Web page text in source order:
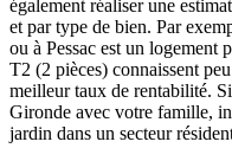
également réaliser une
et par type de bien. Par
ou à Pessac est un logement
T2 (2 pièces) connaissent
meilleur taux de rentabilité.
Gironde avec votre famille,
jardin dans un secteur